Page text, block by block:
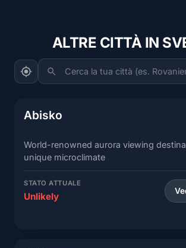
ALTRE CITTÀ IN
Cerca la tua città (es. Rovaniemi,
Abisko
World-renowned aurora viewing
unique microclimate
STATO ATTUALE
Unlikely